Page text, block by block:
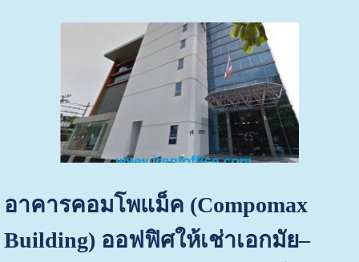
อาคารคอมโพแม็ค (Compomax
Building) ออฟฟิศให้เช่าเอกมัย–